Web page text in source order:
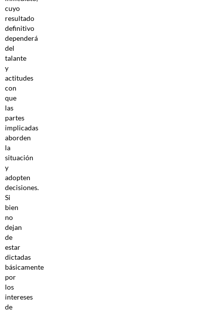
cuyo
resultado
definitivo
dependerá
del
talante
y
actitudes
con
que
las
partes
implicadas
aborden
la
situación
y
adopten
decisiones.
Si
bien
no
dejan
de
estar
dictadas
básicamente
por
los
intereses
de